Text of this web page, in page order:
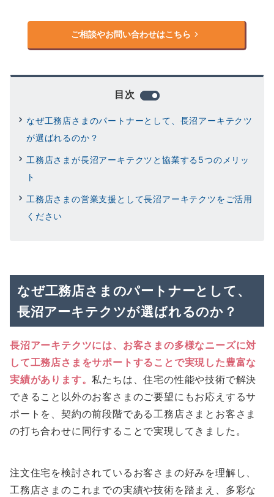
ご相談やお問い合わせはこちら
目次
なぜ工務店さまのパートナーとして、長沼アーキテクツ
が選ばれるのか？
工務店さまが長沼アーキテクツと協業する5つのメリッ
ト
工務店さまの営業支援として長沼アーキテクツをご活用
ください
なぜ工務店さまのパートナーとして、
長沼アーキテクツが選ばれるのか？
長沼アーキテクツには、お客さまの多様なニーズに対
して工務店さまをサポートすることで実現した豊富な
実績があります。私たちは、住宅の性能や技術で解決
できること以外のお客さまのご要望にもお応えするサ
ポートを、契約の前段階である工務店さまとお客さま
の打ち合わせに同行することで実現してきました。
注文住宅を検討されているお客さまの好みを理解し、
工務店さまのこれまでの実績や技術を踏まえ、多彩な